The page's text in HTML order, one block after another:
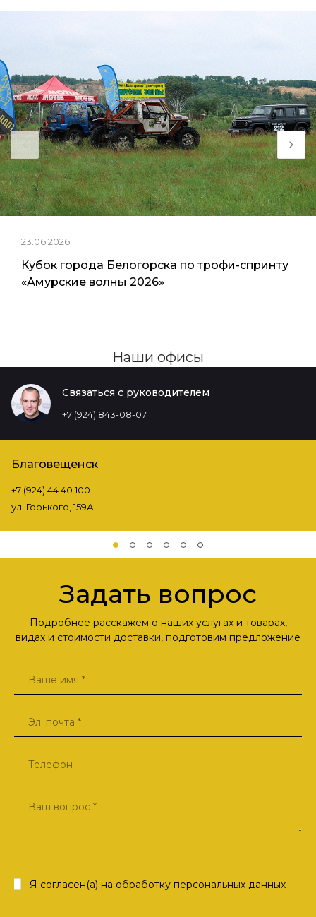
23.06.2026
Кубок города Белогорска по трофи-спринту
«Амурские волны 2026»
Наши офисы
Связаться с руководителем
+7 (924) 843-08-07
Благовещенск
+7 (924) 44 40 100
ул. Горького, 159А
Задать вопрос
Подробнее расскажем о наших услугах и товарах,
видах и стоимости доставки, подготовим предложение
Я согласен(а) на обработку персональных данных